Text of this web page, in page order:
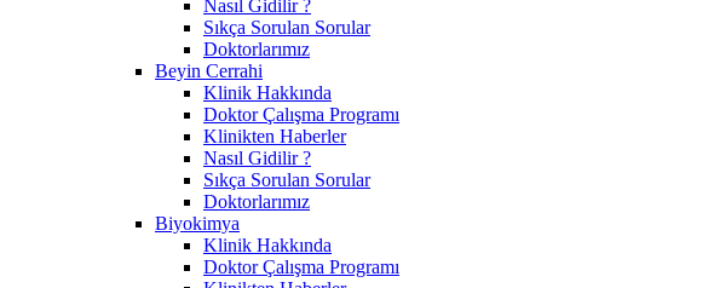
Nasıl Gidilir ?
Sıkça Sorulan Sorular
Doktorlarımız
Beyin Cerrahi
Klinik Hakkında
Doktor Çalışma Programı
Klinikten Haberler
Nasıl Gidilir ?
Sıkça Sorulan Sorular
Doktorlarımız
Biyokimya
Klinik Hakkında
Doktor Çalışma Programı